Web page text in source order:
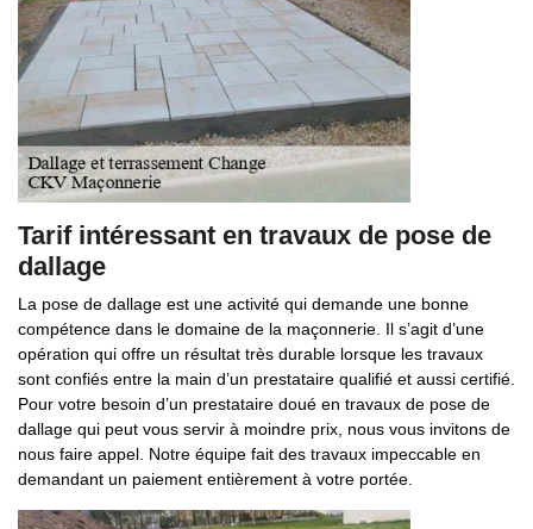
Tarif intéressant en travaux de pose de
dallage
La pose de dallage est une activité qui demande une bonne
compétence dans le domaine de la maçonnerie. Il s’agit d’une
opération qui offre un résultat très durable lorsque les travaux
sont confiés entre la main d’un prestataire qualifié et aussi certifié.
Pour votre besoin d’un prestataire doué en travaux de pose de
dallage qui peut vous servir à moindre prix, nous vous invitons de
nous faire appel. Notre équipe fait des travaux impeccable en
demandant un paiement entièrement à votre portée.